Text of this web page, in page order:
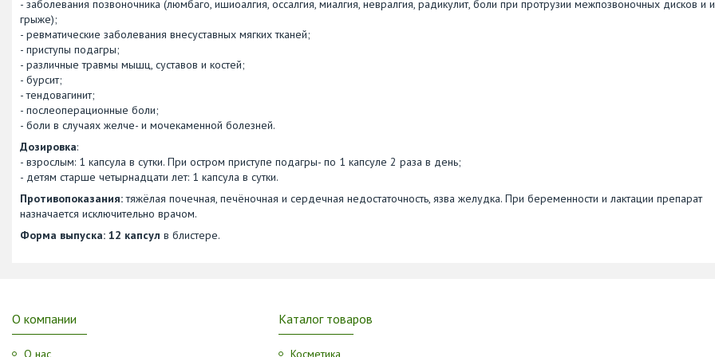
- заболевания позвоночника (люмбаго, ишиоалгия, оссалгия, миалгия, невралгия, радикулит, боли при протрузии межпозвоночных дисков и
грыже);
- ревматические заболевания внесуставных мягких тканей;
- приступы подагры;
- различные травмы мышц, суставов и костей;
- бурсит;
- тендовагинит;
- послеоперационные боли;
- боли в случаях желче- и мочекаменной болезней.
Дозировка:
- взрослым: 1 капсула в сутки. При остром приступе подагры- по 1 капсуле 2 раза в день;
- детям старше четырнадцати лет: 1 капсула в сутки.
Противопоказания:тяжёлая почечная, печёночная и сердечная недостаточность, язва желудка. При беременности и лактации препарат
назначается исключительно врачом.
Форма выпуска: 12 капсул в блистере.
О компании
О нас
Каталог товаров
Косметика